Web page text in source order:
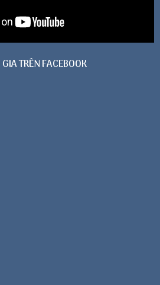
TRÊN FACEBOOK